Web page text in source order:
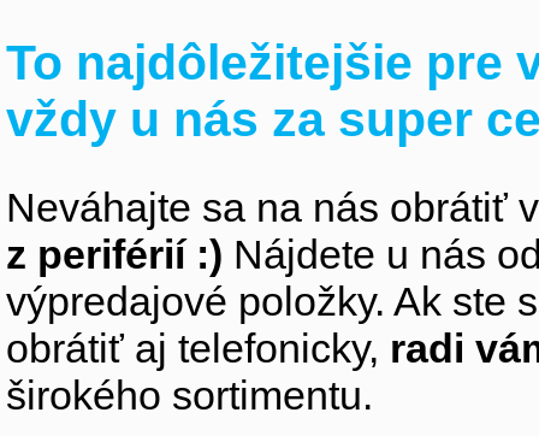
To najdôležitejšie pre
vždy u nás za super
Neváhajte sa na nás obrátiť
z periférií :) Nájdete u nás
výpredajové položky. Ak ste
obrátiť aj telefonicky, radi
širokého sortimentu.